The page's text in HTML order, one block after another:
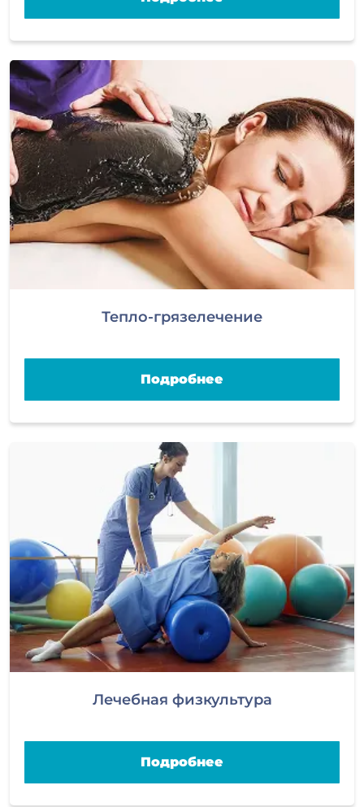
Тепло-грязелечение
Подробнее
Лечебная физкультура
Подробнее